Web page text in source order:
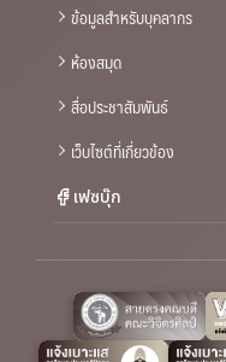
ข้อมูลสำหรับบุคลากร
ห้องสมุด
สื่อประชาสัมพันธ์
เว็บไซต์ที่เกี่ยวข้อง
เฟซบุ๊ก